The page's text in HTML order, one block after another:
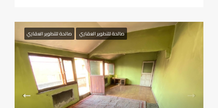
صالحة للتطوير العقاري صالحة للتطوير العقاري